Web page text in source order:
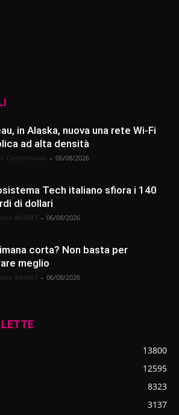
in Alaska, nuova una rete Wi-Fi
ad alta densità
- 06/08/2026
Tech italiano sfiora i 140
di dollari
- 06/08/2026
corta? Non basta per
meglio
- 06/08/2026
13800
12595
8323
3137